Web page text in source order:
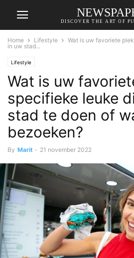
DISCOVER THE ART OF
Home Lifestyle
Wat is uw favoriete
in uw stad...
Lifestyle
Wat is uw
specifieke leuke
stad te doen of
bezoeken?
By Marit - 21 november 2022